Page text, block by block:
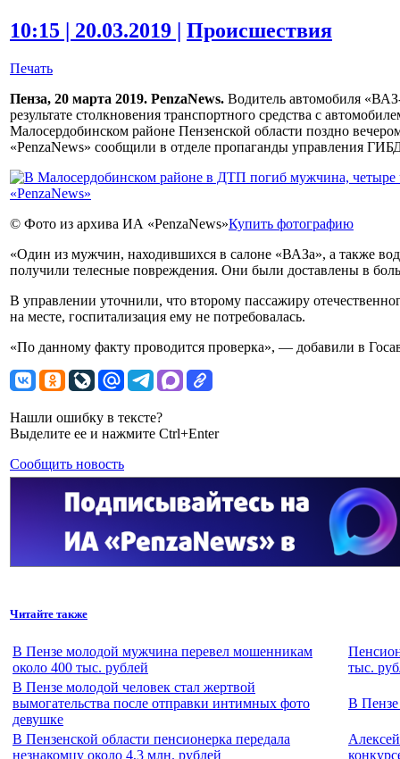
10:15 | 20.03.2019 | Происшествия
Печать
Пенза, 20 марта 2019. PenzaNews. Водитель автомобиля
результате столкновения транспортного средства с
Малосердобинском районе Пензенской области поздно
«PenzaNews» сообщили в отделе пропаганды управления
© Фото из архива ИА «PenzaNews»Купить фотографию
«Один из мужчин, находившихся в салоне «ВАЗа», а также
получили телесные повреждения. Они были доставлены в
В управлении уточнили, что второму пассажиру
на месте, госпитализация ему не потребовалась.
«По данному факту проводится проверка», — добавили в
Нашли ошибку в тексте?
Выделите ее и нажмите Ctrl+Enter
Сообщить новость
Читайте также
В Пензе молодой мужчина перевел мошенникам
около 400 тыс. рублей
тыс.
В Пензе молодой человек стал жертвой
вымогательства после отправки интимных фото
девушке
В
В Пензенской области пенсионерка передала
незнакомцу около 4,3 млн. рублей